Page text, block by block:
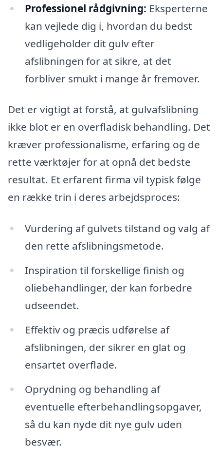
Professionel rådgivning: Eksperterne
kan vejlede dig i, hvordan du bedst
vedligeholder dit gulv efter
afslibningen for at sikre, at det
forbliver smukt i mange år fremover.
Det er vigtigt at forstå, at gulvafslibning
ikke blot er en overfladisk behandling. Det
kræver professionalisme, erfaring og de
rette værktøjer for at opnå det bedste
resultat. Et erfarent firma vil typisk følge
en række trin i deres arbejdsproces:
Vurdering af gulvets tilstand og valg af
den rette afslibningsmetode.
Inspiration til forskellige finish og
oliebehandlinger, der kan forbedre
udseendet.
Effektiv og præcis udførelse af
afslibningen, der sikrer en glat og
ensartet overflade.
Oprydning og behandling af
eventuelle efterbehandlingsopgaver,
så du kan nyde dit nye gulv uden
besvær.